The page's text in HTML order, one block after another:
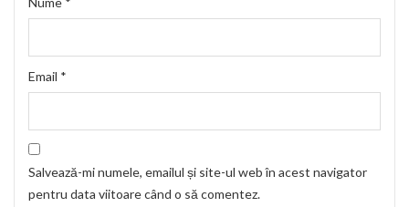
Email *
Salvează-mi numele, emailul și site-ul web în acest navigator
pentru data viitoare când o să comentez.